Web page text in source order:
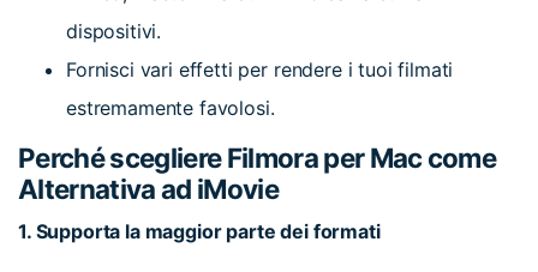
dispositivi.
Fornisci vari effetti per rendere i tuoi filmati
estremamente favolosi.
Perché scegliere Filmora per Mac come
Alternativa ad iMovie
1. Supporta la maggior parte dei formati